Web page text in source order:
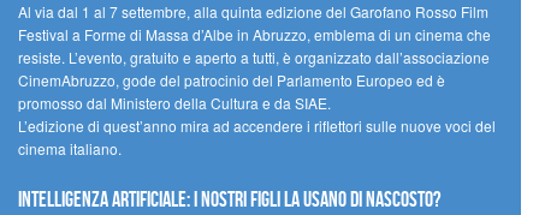
Al via dal 1 al 7 settembre, alla quinta edizione del Garofano Rosso Film
Festival a Forme di Massa d’Albe in Abruzzo, emblema di un cinema che
resiste. L’evento, gratuito e aperto a tutti, è organizzato dall’associazione
CinemAbruzzo, gode del patrocinio del Parlamento Europeo ed è
promosso dal Ministero della Cultura e da SIAE.
L’edizione di quest’anno mira ad accendere i riflettori sulle nuove voci del
cinema italiano.
Intelligenza artificiale: i nostri figli la usano di nascosto?